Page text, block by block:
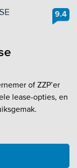
9.4
of ZZP’er
lease-opties, en